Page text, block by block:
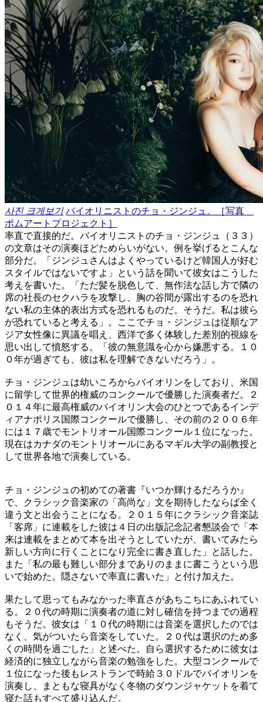
사진 크게보기 バイオリニストのチョ・ジンジュ。［写真
ポムアートプロジェクト］
率直で直接的だ。バイオリニストのチョ・ジンジュ（３３）
の文章はその演奏ほどためらいがない。例を挙げるとこんな
部分だ。「ジンジュさんはよくやっているけど韓国人が好む
スタイルではないですよ」という話を聞いて彼女はこうした
考えを書いた。「ただ髪を脱色して、無作法な話し方で隣の
席の社長のセクハラを攻撃し、胸の谷間が露出するのを恐れ
ない私の主体的表出方式を恐れるものだ。そうだ。私は彼ら
が恐れていると考える」。ここでチョ・ジンジュは従順なア
ジア女性像に異議を唱え、西洋で多く体験した差別的視線を
思い出して憤怒する。「彼の無意識を心から嫌悪する。１０
０年が過ぎても、彼は私を理解できないだろう」。
チョ・ジンジュは幼いころからバイオリンをしており、米国
に留学して世界的権威のコンクールで優勝した演奏者だ。２
０１４年に最高権威のバイオリン大会のひとつであるインデ
ィアナポリス国際コンクールで優勝し、その前の２００６年
には１７歳でモントリオール国際コンクール１位になった。
現在はカナダのモントリオールにあるマギル大学の副教授と
して世界各地で演奏している。
チョ・ジンジュの初めての著書『いつか輝けるだろうか』
で、クラシック音楽家の「高尚な」文を期待したならば全く
違う文と出会うことになる。２０１５年にクラシック音楽誌
「客席」に連載をした彼は４日の出版記念記者懇談会で「本
来は連載をまとめて本を出そうとしていたが、書いてみたら
新しい方向に行くことになり完全に書き直した」と話した。
また「私の最も難しい部分までありのままに書こうという思
いで始めた。隠さないで率直に書いた」と付け加えた。
果たして思ってもみなかった率直さがあちこちにあふれてい
る。２０代の時期に演奏者の道に対し確信を持つまでの過程
もそうだ。彼女は「１０代の時期には音楽を選択したのでは
なく、気がついたら音楽をしていた。２０代は選択のため多
くの時間を過ごした」と述べた。自ら選択するために彼女は
経済的に独立しながら音楽の勉強をした。大型コンクールで
１位になった後もレストランで時給３０ドルでバイオリンを
演奏し、まともな寝具がなく冬物のダウンジャケットを着て
寝た話もすべて盛り込んだ。